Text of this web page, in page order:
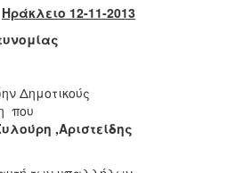
Ηράκλειο 12-11-2013
Δημοτικούς
που
,Αριστείδης